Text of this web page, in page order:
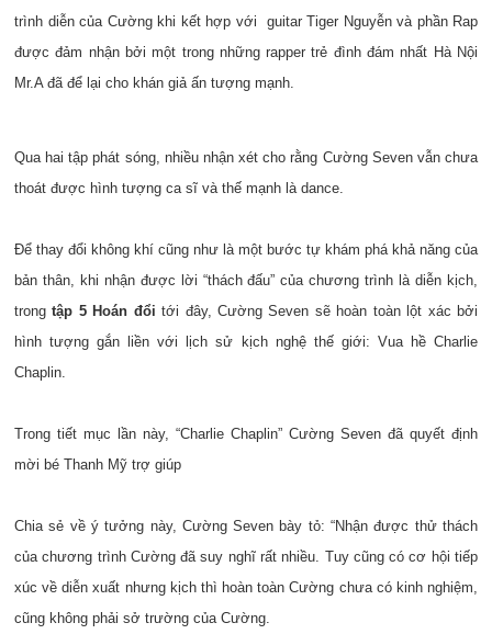
trình diễn của Cường khi kết hợp với guitar Tiger Nguyễn và phần Rap
được đảm nhận bởi một trong những rapper trẻ đình đám nhất Hà Nội
Mr.A đã để lại cho khán giả ấn tượng mạnh.
Qua hai tập phát sóng, nhiều nhận xét cho rằng Cường Seven vẫn chưa
thoát được hình tượng ca sĩ và thế mạnh là dance.
Để thay đổi không khí cũng như là một bước tự khám phá khả năng của
bản thân, khi nhận được lời “thách đấu” của chương trình là diễn kịch,
trongtập 5 Hoán đổi tới đây, Cường Seven sẽ hoàn toàn lột xác bởi
hình tượng gắn liền với lịch sử kịch nghệ thế giới: Vua hề Charlie
Chaplin.
Trong tiết mục lần này, “Charlie Chaplin” Cường Seven đã quyết định
mời bé Thanh Mỹ trợ giúp
Chia sẻ về ý tưởng này, Cường Seven bày tỏ: “Nhận được thử thách
của chương trình Cường đã suy nghĩ rất nhiều. Tuy cũng có cơ hội tiếp
xúc về diễn xuất nhưng kịch thì hoàn toàn Cường chưa có kinh nghiệm,
cũng không phải sở trường của Cường.